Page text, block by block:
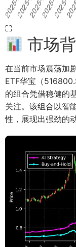
⛶
市场
在当前市场震荡加
ETF华宝（
的组合凭借稳健的
关注。该组合以智
性，展现出强劲的动